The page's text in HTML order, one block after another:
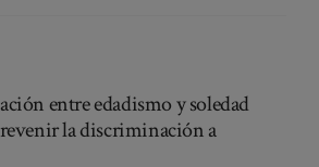
entre edadismo y soledad
la discriminación a